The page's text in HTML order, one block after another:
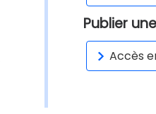
Publier
Accès